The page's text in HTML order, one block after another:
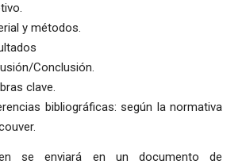
y métodos.
Conclusión.
clave.
bibliográficas: según la normativa
se enviará en un documento de